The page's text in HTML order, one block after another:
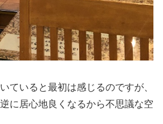
ていると最初は感じるのですが、
に居心地良くなるから不思議な空